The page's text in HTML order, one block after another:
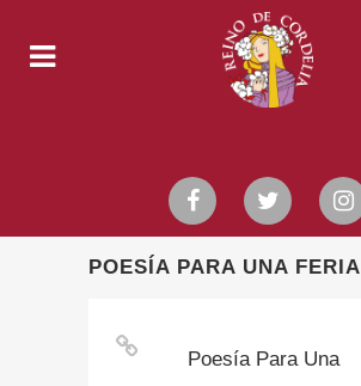
POESÍA PARA UNA FERIA
Poesía Para Una